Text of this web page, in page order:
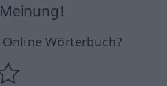
Wörterbuch?